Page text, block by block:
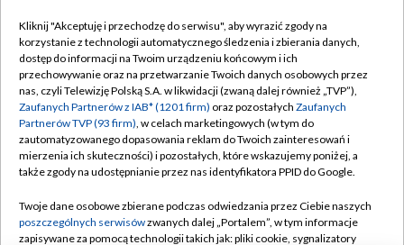
TVP
Abonament TVP
Emisja w TVP
Centrum informacji TVP
Naziemna Telewizja Cyfrowa
Rada Programowa
Regulamin TVP
Polityka prywatności
Moje zgody
Pomoc
Kontakt
Kliknij "Akceptuję i przechodzę do serwisu", aby wyrazić zgody na
korzystanie z technologii automatycznego śledzenia i zbierania danych,
dostęp do informacji na Twoim urządzeniu końcowym i ich
przechowywanie oraz na przetwarzanie Twoich danych osobowych przez
nas, czyli Telewizję Polską S.A. w likwidacji (zwaną dalej również „TVP”),
Zaufanych Partnerów z IAB* (1201 firm) oraz pozostałych Zaufanych
Partnerów TVP (93 firm), w celach marketingowych (w tym do
zautomatyzowanego dopasowania reklam do Twoich zainteresowań i
mierzenia ich skuteczności) i pozostałych, które wskazujemy poniżej, a
także zgody na udostępnianie przez nas identyfikatora PPID do Google.
Twoje dane osobowe zbierane podczas odwiedzania przez Ciebie naszych
poszczególnych serwisówzwanych dalej „Portalem”, w tym informacje
zapisywane za pomocą technologii takich jak: pliki cookie, sygnalizatory